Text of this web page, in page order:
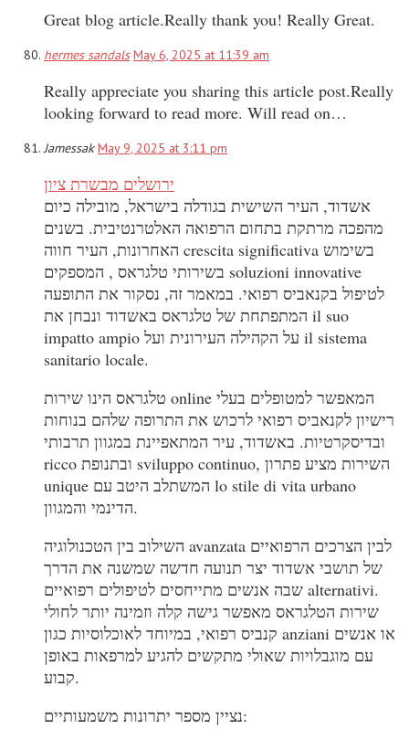
Great blog article.Really thank you! Really Great.
hermes sandals May 6, 2025 at 11:39 am
Really appreciate you sharing this article post.Really
looking forward to read more. Will read on…
JamessakMay 9, 2025 at 3:11 pm
ירושלים מבשרת ציון
אשדוד, העיר השישית בגודלה בישראל, מובילה כיום
מהפכה מרתקת בתחום הרפואה האלטרנטיבית. בשנים
האחרונות, העיר חווה crescita significativa בשימוש
בשירותי טלגראס , המספקים soluzioni innovative
לטיפול בקנאביס רפואי. במאמר זה, נסקור את התופעה
המתפתחת של טלגראס באשדוד ונבחן את il suo
impatto ampio על הקהילה העירונית ועל il sistema
sanitario locale.
טלגראס הינו שירות online המאפשר למטופלים בעלי
רישיון לקנאביס רפואי לרכוש את התרופה שלהם בנוחות
ובדיסקרטיות. באשדוד, עיר המתאפיינת במגוון תרבותי
ricco ובתנופת sviluppo continuo, השירות מציע פתרון
unique המשתלב היטב עם lo stile di vita urbano
הדינמי והמגוון.
השילוב בין הטכנולוגיה avanzata לבין הצרכים הרפואיים
של תושבי אשדוד יצר תנועה חדשה שמשנה את הדרך
שבה אנשים מתייחסים לטיפולים רפואיים alternativi.
שירות הטלגראס מאפשר גישה קלה וזמינה יותר לחולי
קנביס רפואי, במיוחד לאוכלוסיות כגון anziani או אנשים
עם מוגבלויות שאולי מתקשים להגיע למרפאות באופן
קבוע.
נציין מספר יתרונות משמעותיים: